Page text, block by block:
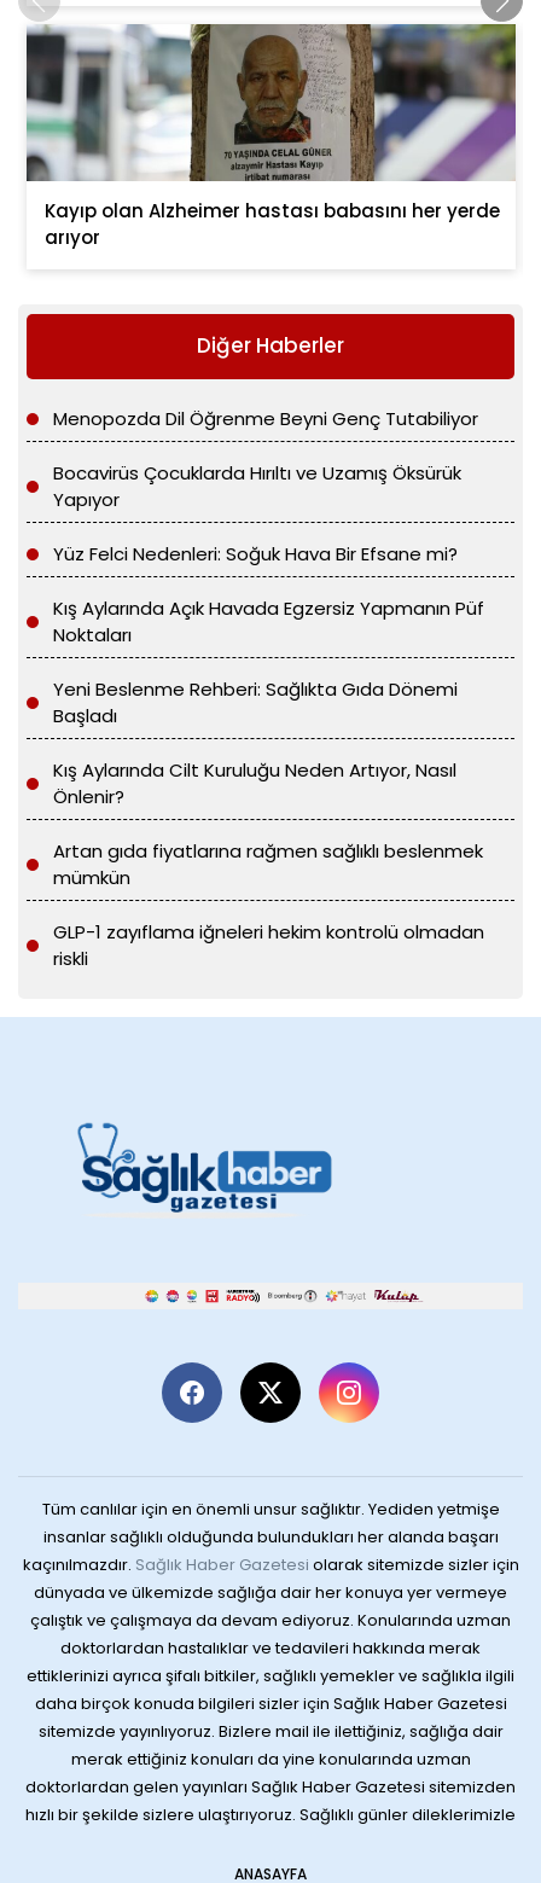
Kayıp olan Alzheimer hastası babasını her yerde
arıyor
Diğer Haberler
Menopozda Dil Öğrenme Beyni Genç Tutabiliyor
Bocavirüs Çocuklarda Hırıltı ve Uzamış Öksürük
Yapıyor
Yüz Felci Nedenleri: Soğuk Hava Bir Efsane mi?
Kış Aylarında Açık Havada Egzersiz Yapmanın Püf
Noktaları
Yeni Beslenme Rehberi: Sağlıkta Gıda Dönemi
Başladı
Kış Aylarında Cilt Kuruluğu Neden Artıyor, Nasıl
Önlenir?
Artan gıda fiyatlarına rağmen sağlıklı beslenmek
mümkün
GLP-1 zayıflama iğneleri hekim kontrolü olmadan
riskli
Tüm canlılar için en önemli unsur sağlıktır. Yediden yetmişe
insanlar sağlıklı olduğunda bulundukları her alanda başarı
kaçınılmazdır. Sağlık Haber Gazetesi olarak sitemizde sizler için
dünyada ve ülkemizde sağlığa dair her konuya yer vermeye
çalıştık ve çalışmaya da devam ediyoruz. Konularında uzman
doktorlardan hastalıklar ve tedavileri hakkında merak
ettiklerinizi ayrıca şifalı bitkiler, sağlıklı yemekler ve sağlıkla ilgili
daha birçok konuda bilgileri sizler için Sağlık Haber Gazetesi
sitemizde yayınlıyoruz. Bizlere mail ile ilettiğiniz, sağlığa dair
merak ettiğiniz konuları da yine konularında uzman
doktorlardan gelen yayınları Sağlık Haber Gazetesi sitemizden
hızlı bir şekilde sizlere ulaştırıyoruz. Sağlıklı günler dileklerimizle
ANASAYFA